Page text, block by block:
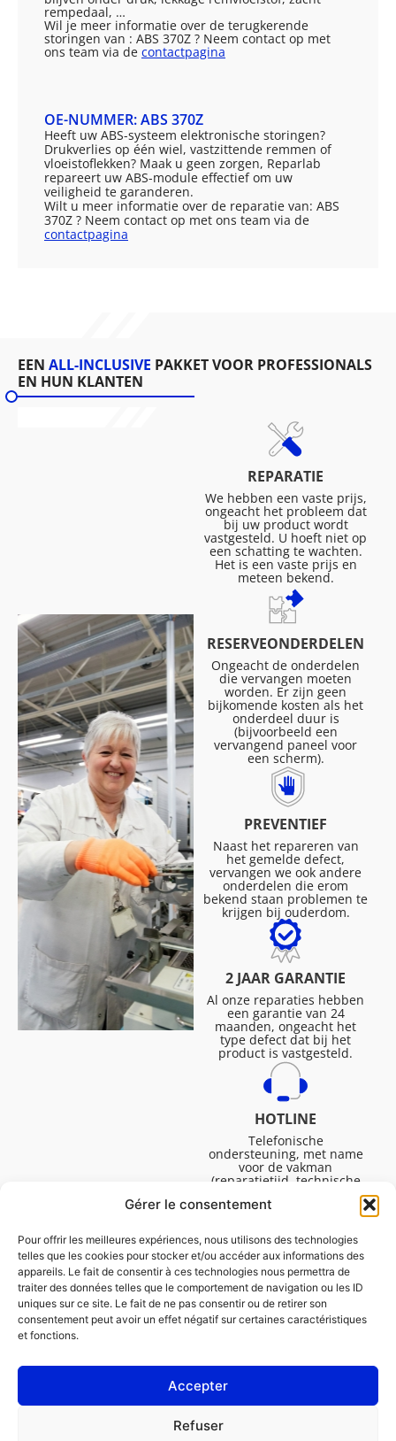
Gérer le consentement
Pour offrir les meilleures expériences, nous utilisons des technologies
telles que les cookies pour stocker et/ou accéder aux informations des
appareils. Le fait de consentir à ces technologies nous permettra de
traiter des données telles que le comportement de navigation ou les ID
uniques sur ce site. Le fait de ne pas consentir ou de retirer son
consentement peut avoir un effet négatif sur certaines caractéristiques
et fonctions.
Accepter
Refuser
rempedaal, …
Wil je meer informatie over de terugkerende
storingen van : ABS 370Z ? Neem contact op met
ons team via de contactpagina
OE-NUMMER: ABS 370Z
Heeft uw ABS-systeem elektronische storingen?
Drukverlies op één wiel, vastzittende remmen of
vloeistoflekken? Maak u geen zorgen, Reparlab
repareert uw ABS-module effectief om uw
veiligheid te garanderen.
Wilt u meer informatie over de reparatie van: ABS
370Z ? Neem contact op met ons team via de
contactpagina
EEN ALL-INCLUSIVE PAKKET VOOR PROFESSIONALS
EN HUN KLANTEN
REPARATIE
We hebben een vaste prijs,
ongeacht het probleem dat
bij uw product wordt
vastgesteld. U hoeft niet op
een schatting te wachten.
Het is een vaste prijs en
meteen bekend.
RESERVEONDERDELEN
Ongeacht de onderdelen
die vervangen moeten
worden. Er zijn geen
bijkomende kosten als het
onderdeel duur is
(bijvoorbeeld een
vervangend paneel voor
een scherm).
PREVENTIEF
Naast het repareren van
het gemelde defect,
vervangen we ook andere
onderdelen die erom
bekend staan problemen te
krijgen bij ouderdom.
2 JAAR GARANTIE
Al onze reparaties hebben
een garantie van 24
maanden, ongeacht het
type defect dat bij het
product is vastgesteld.
HOTLINE
Telefonische
ondersteuning, met name
voor de vakman
(reparatietijd, technische
Maandag tot vrijdag van